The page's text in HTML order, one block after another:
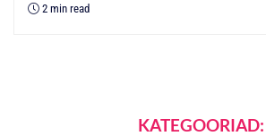
2 min read
KATEGOORIAD: